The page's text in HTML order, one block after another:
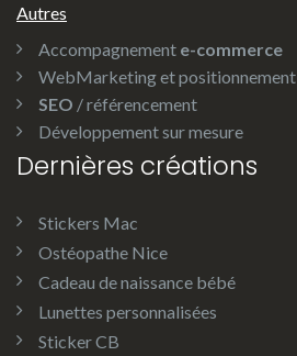
Autres
Accompagnement e-commerce
WebMarketing et positionnement
SEO / référencement
Développement sur mesure
Dernières créations
Stickers Mac
Ostéopathe Nice
Cadeau de naissance bébé
Lunettes personnalisées
Sticker CB